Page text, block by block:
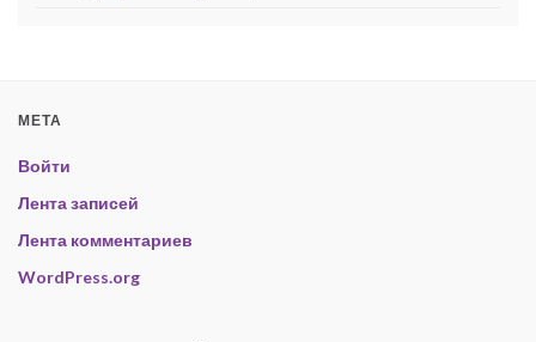
МЕТА
Войти
Лента записей
Лента комментариев
WordPress.org